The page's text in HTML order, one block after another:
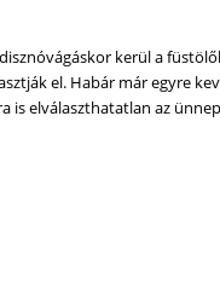
kerül a
el. Habár már egyre
is elválaszthatatlan az